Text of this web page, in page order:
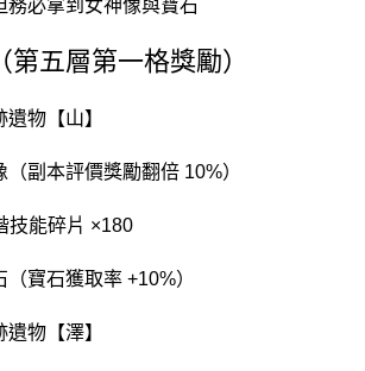
務必拿到女神像與寶石
五層第一格獎勵）
物【山】
副本評價獎勵翻倍 10%）
技能碎片 ×180
寶石獲取率 +10%）
物【澤】